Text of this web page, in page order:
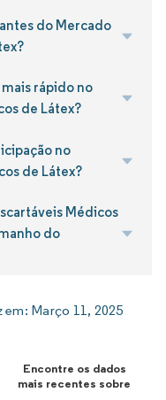
do Mercado
rápido no
de Látex?
no
de Látex?
Médicos
do
em: Março 11, 2025
Encontre os dados
mais recentes sobre